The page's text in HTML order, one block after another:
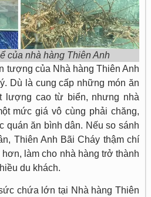
của nhà hàng Thiên Anh
tượng của Nhà hàng Thiên Anh
Dù là cung cấp những món ăn
lượng cao từ biển, nhưng nhà
mức giá vô cùng phải chăng,
quán ăn bình dân. Nếu so sánh
Thiên Anh Bãi Cháy thậm chí
làm cho nhà hàng trở thành
du khách.
chứa lớn tại Nhà hàng Thiên